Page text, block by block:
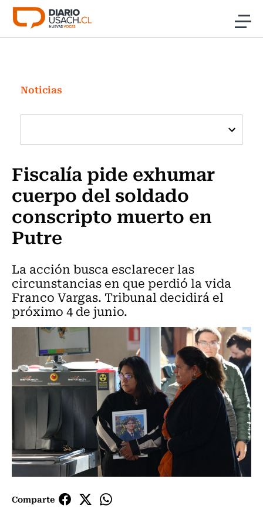
Click acá para ir directamente al contenido
Investigación
Cultura
Programas Radio y TV Usach
Noticias
Fiscalía pide exhumar
cuerpo del soldado
conscripto muerto en
Putre
La acción busca esclarecer las
circunstancias en que perdió la vida
Franco Vargas. Tribunal decidirá el
próximo 4 de junio.
Comparte